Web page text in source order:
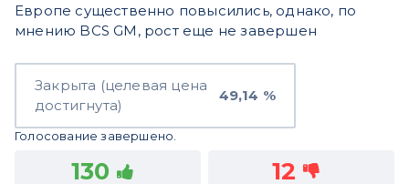
Европе существенно повысились, однако, по
мнению BCS GM, рост еще не завершен
Закрыта (целевая цена
достигнута)
49,14 %
Голосование завершено.
130 12